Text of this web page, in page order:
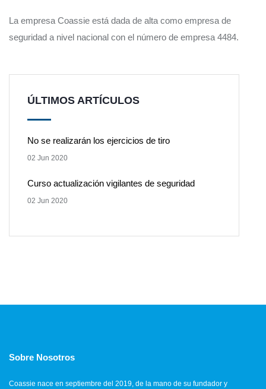
La empresa Coassie está dada de alta como empresa de
seguridad a nivel nacional con el número de empresa 4484.
ÚLTIMOS ARTÍCULOS
No se realizarán los ejercicios de tiro
02 Jun 2020
Curso actualización vigilantes de seguridad
02 Jun 2020
Sobre Nosotros
Coassie nace en septiembre del 2019, de la mano de su fundador y